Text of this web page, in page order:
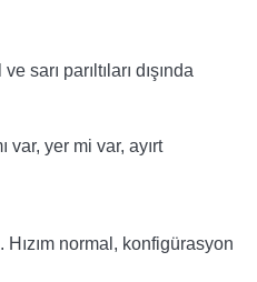
sarı parıltıları dışında
var, yer mi var, ayırt
normal, konfigürasyon